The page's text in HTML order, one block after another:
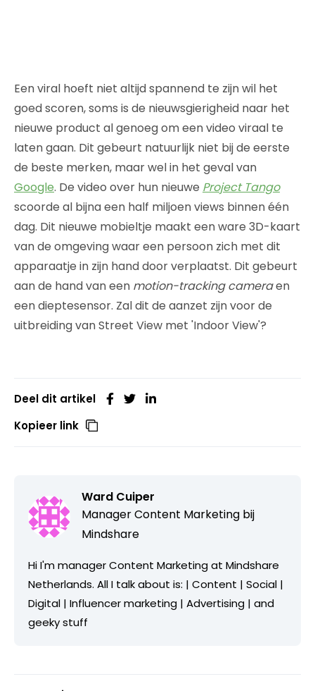
Een viral hoeft niet altijd spannend te zijn wil het
goed scoren, soms is de nieuwsgierigheid naar het
nieuwe product al genoeg om een video viraal te
laten gaan. Dit gebeurt natuurlijk niet bij de eerste
de beste merken, maar wel in het geval van
Google. De video over hun nieuwe Project Tango
scoorde al bijna een half miljoen views binnen één
dag. Dit nieuwe mobieltje maakt een ware 3D-kaart
van de omgeving waar een persoon zich met dit
apparaatje in zijn hand door verplaatst. Dit gebeurt
aan de hand van een motion-tracking cameraen
een dieptesensor. Zal dit de aanzet zijn voor de
uitbreiding van Street View met 'Indoor View'?
Deel dit artikel
Kopieer link
Ward Cuiper
Manager Content Marketing bij
Mindshare
Hi I'm manager Content Marketing at Mindshare
Netherlands. All I talk about is: | Content | Social |
Digital | Influencer marketing | Advertising | and
geeky stuff